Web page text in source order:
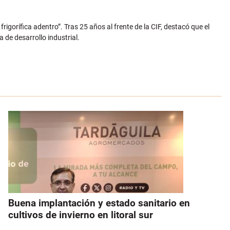
adentro”. Tras 25 años al frente de la CIF, destacó que el
de desarrollo industrial.
Buena implantación y estado sanitario en
cultivos de invierno en litoral sur